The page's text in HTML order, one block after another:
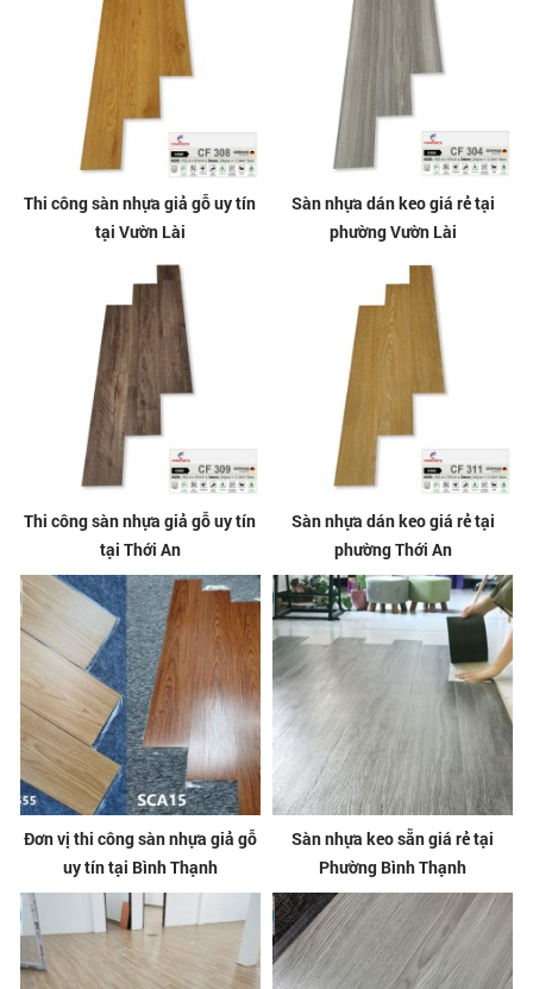
Thi công sàn nhựa giả gỗ uy tín
tại Vườn Lài
Sàn nhựa dán keo giá rẻ tại
phường Vườn Lài
Thi công sàn nhựa giả gỗ uy tín
tại Thới An
Sàn nhựa dán keo giá rẻ tại
phường Thới An
Đơn vị thi công sàn nhựa giả gỗ
uy tín tại Bình Thạnh
Sàn nhựa keo sẵn giá rẻ tại
Phường Bình Thạnh